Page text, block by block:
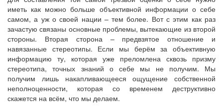
иметь как можно больше объективной информации о себе
самом, а уж о своей нации – тем более. Вот с этим как раз
зачастую связаны основные проблемы, вытекающие из второй
стороны. Вторая сторона – предвзятое отношение и
навязанные стереотипы. Если мы берём за объективную
информацию ту, которая уже преломлена сквозь призму
стереотипа, точных знаний о себе мы не получим. Мы
получим лишь накапливающееся ощущение собственной
неполноценности, которая со временем деструктивно
скажется на всём, что мы делаем.